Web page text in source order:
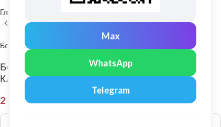
Max
WhatsApp
Telegram
Главная
Бетэко
Бетэко: Фиброцементный сайдинг Вудстоун
Клик Ral 7032
2 050,00
Alternative: